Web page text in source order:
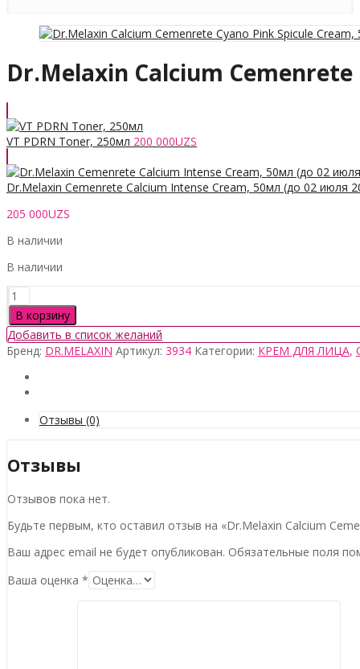
Dr.Melaxin Calcium Cemenrete
VT PDRN Toner, 250мл 200 000UZS
Dr.Melaxin Cemenrete Calcium Intense Cream, 50мл (до 02 июля
205 000UZS
В наличии
В наличии
Количество
товара
Dr.Melaxin
Calcium
Cemenrete
Cream,
В корзину
Добавить в список желаний
Бренд: DR.MELAXIN Артикул: 3934 Категории: КРЕМ ДЛЯ ЛИЦА,
Отзывы (0)
Отзывы
Отзывов пока нет.
Будьте первым, кто оставил отзыв на «Dr.Melaxin Calcium
Ваш адрес email не будет опубликован. Обязательные поля
Ваша оценка *